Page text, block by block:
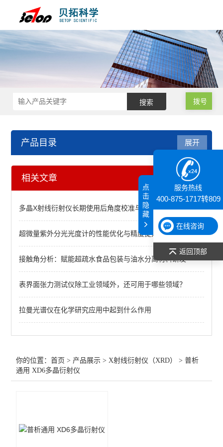
拨号
产品目录
X射线衍射仪（XRD）
PROTO AXRD Theta/Theta X射线衍射仪
PROTO AXRD 台式X-射线衍射仪
海鸥- DRON-7（M）通用X射线晶体衍射仪
展开
相关文章
多晶X射线衍射仪长期使用后角度校准与光路对中维护
超微量紫外分光光度计的性能优化与精度提升
接触角分析：赋能超疏水食品包装与油水分离材料研发
表界面张力测试仪除工业领域外，还可用于哪些领域？
拉曼光谱仪在化学研究应用中起到什么作用
你的位置：首页 > 产品展示 >X射线衍射仪（XRD） >普析
通用 XD6多晶衍射仪
服务热线
400-875-1717转809
在线咨询
返回顶部
点
击
隐
藏